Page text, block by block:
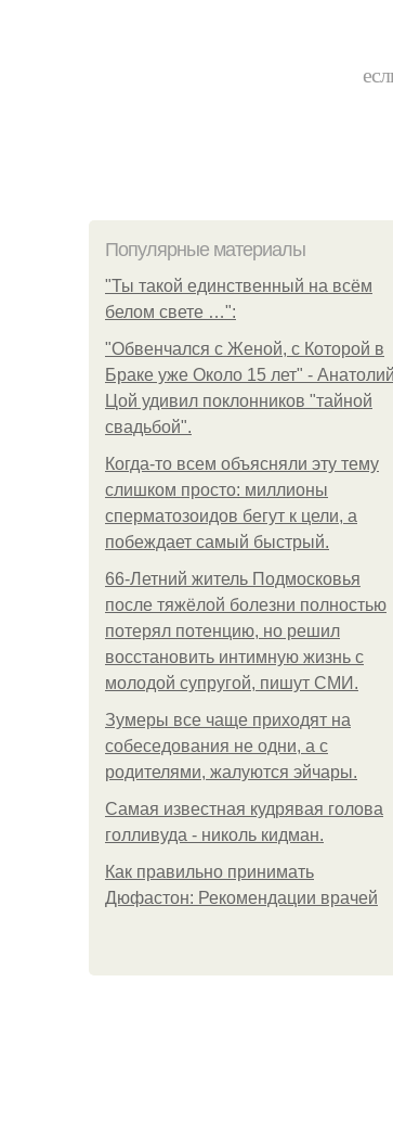
Популярные материалы
"Ты такой единственный на всём
белом свете …":
"Обвенчался с Женой, с Которой в
Браке уже Около 15 лет" - Анатолий
Цой удивил поклонников "тайной
свадьбой".
Когда-то всем объясняли эту тему
слишком просто: миллионы
сперматозоидов бегут к цели, а
побеждает самый быстрый.
66-Летний житель Подмосковья
после тяжёлой болезни полностью
потерял потенцию, но решил
восстановить интимную жизнь с
молодой супругой, пишут СМИ.
Зумеры все чаще приходят на
собеседования не одни, а с
родителями, жалуются эйчары.
Самая известная кудрявая голова
голливуда - николь кидман.
Как правильно принимать
Дюфастон: Рекомендации врачей